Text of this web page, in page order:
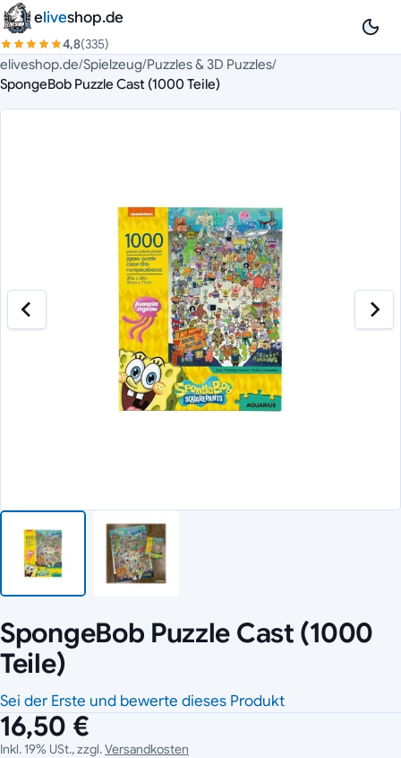
Zum Inhalt springen
eliveshop.de
4,8(335)
eliveshop.de/Spielzeug/Puzzles & 3D Puzzles/
SpongeBob Puzzle Cast (1000 Teile)
SpongeBob Puzzle Cast (1000
Teile)
Sei der Erste und bewerte dieses Produkt
16,50 €
Inkl. 19% USt., zzgl.Versandkosten